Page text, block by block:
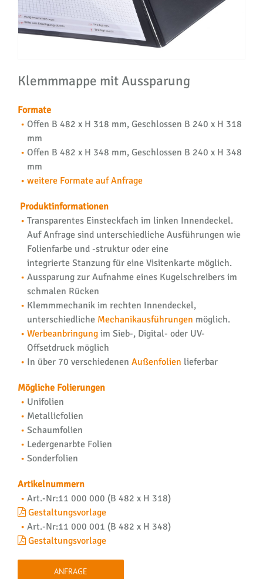
Klemmmappe mit Aussparung
Formate
Offen B 482 x H 318 mm, Geschlossen B 240 x H 318
mm
Offen B 482 x H 348 mm, Geschlossen B 240 x H 348
mm
weitere Formate auf Anfrage
Produktinformationen
Transparentes Einsteckfach im linken Innendeckel.
Auf Anfrage sind unterschiedliche Ausführungen wie
Folienfarbe und -struktur oder eine
integrierte Stanzung für eine Visitenkarte möglich.
Aussparung zur Aufnahme eines Kugelschreibers im
schmalen Rücken
Klemmmechanik im rechten Innendeckel,
unterschiedliche Mechanikausführungen möglich.
Werbeanbringungim Sieb-, Digital- oder UV-
Offsetdruck möglich
In über 70 verschiedenen Außenfolien lieferbar
Mögliche Folierungen
Unifolien
Metallicfolien
Schaumfolien
Ledergenarbte Folien
Sonderfolien
Artikelnummern
Art.-Nr:11 000 000 (B 482 x H 318)
Gestaltungsvorlage
Art.-Nr:11 000 001 (B 482 x H 348)
Gestaltungsvorlage
ANFRAGE